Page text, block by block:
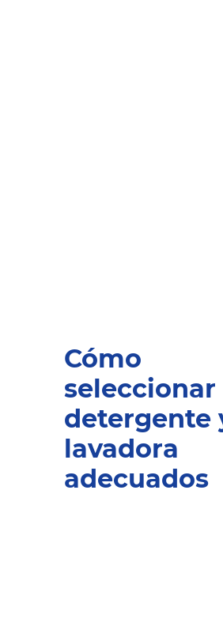
Cómo
seleccionar
detergente
lavadora
adecuados